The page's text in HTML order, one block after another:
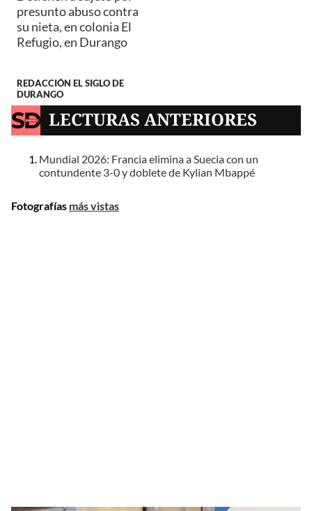
presunto abuso contra
su nieta, en colonia El
Refugio, en Durango
REDACCIÓN EL SIGLO DE
DURANGO
LECTURAS ANTERIORES
Mundial 2026: Francia elimina a Suecia con un
contundente 3-0 y doblete de Kylian Mbappé
Fotografías más vistas